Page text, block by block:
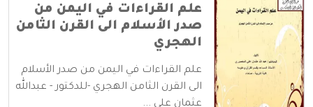
علم القراءات في اليمن من
صدر الأسلام الى القرن الثامن
الهجري
علم القراءات في اليمن من صدر الأسلام
الى القرن الثامن الهجري -للدكتور - عبدالله
عثمان علي ...